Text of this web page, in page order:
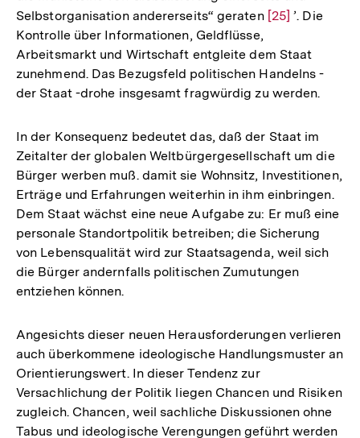
Selbstorganisation andererseits“ geraten Zur
der
Fußnote
[25] ’. Die
Kontrolle über Informationen, Geldflüsse,
Arbeitsmarkt und Wirtschaft entgleite dem Staat
zunehmend. Das Bezugsfeld politischen Handelns -
der Staat -drohe insgesamt fragwürdig zu werden.
In der Konsequenz bedeutet das, daß der Staat im
Zeitalter der globalen Weltbürgergesellschaft um die
Bürger werben muß. damit sie Wohnsitz, Investitionen,
Erträge und Erfahrungen weiterhin in ihm einbringen.
Dem Staat wächst eine neue Aufgabe zu: Er muß eine
personale Standortpolitik betreiben; die Sicherung
von Lebensqualität wird zur Staatsagenda, weil sich
die Bürger andernfalls politischen Zumutungen
entziehen können.
Angesichts dieser neuen Herausforderungen verlieren
auch überkommene ideologische Handlungsmuster an
Orientierungswert. In dieser Tendenz zur
Versachlichung der Politik liegen Chancen und Risiken
zugleich. Chancen, weil sachliche Diskussionen ohne
Tabus und ideologische Verengungen geführt werden